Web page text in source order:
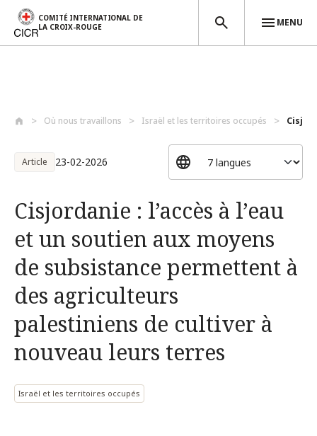
COMITÉ INTERNATIONAL DE
LA CROIX-ROUGE
MENU
Où nous travaillons Israël et les territoires occupés
Article 23-02-2026
Cisjordanie : l’accès à l’eau
et un soutien aux moyens
de subsistance permettent à
des agriculteurs
palestiniens de cultiver à
nouveau leurs terres
Israël et les territoires occupés